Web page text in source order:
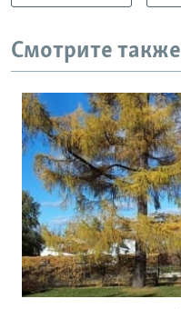
Все сайты РСЕ/РС
Смотрите также